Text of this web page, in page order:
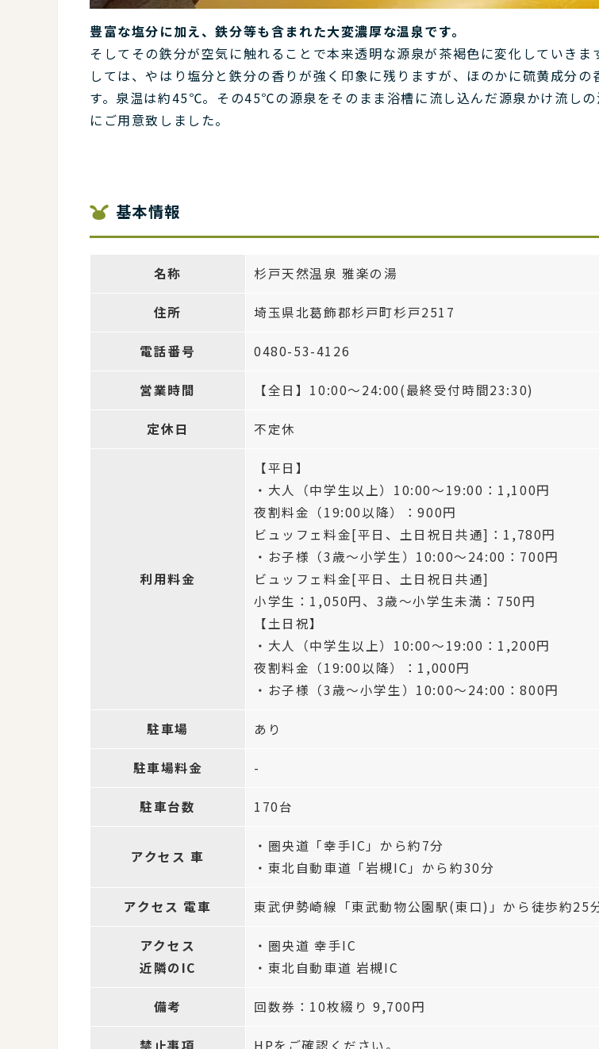
豊富な塩分に加え、鉄分等も含まれた大変濃厚な温泉です。
そしてその鉄分が空気に触れることで本来透明な源泉が茶褐色に変化していきま
しては、やはり塩分と鉄分の香りが強く印象に残りますが、ほのかに硫黄成分の
す。泉温は約45℃。その45℃の源泉をそのまま浴槽に流し込んだ源泉かけ流しの
にご用意致しました。
基本情報
名称 杉戸天然温泉 雅楽の湯
住所 埼玉県北葛飾郡杉戸町杉戸2517
電話番号 0480-53-4126
営業時間 【全日】10:00～24:00(最終受付時間23:30)
定休日 不定休
利用料金
【平日】
・大人（中学生以上）10:00～19:00：1,100円
夜割料金（19:00以降）：900円
ビュッフェ料金[平日、土日祝日共通]：1,780円
・お子様（3歳～小学生）10:00～24:00：700円
ビュッフェ料金[平日、土日祝日共通]
小学生：1,050円、3歳～小学生未満：750円
【土日祝】
・大人（中学生以上）10:00～19:00：1,200円
夜割料金（19:00以降）：1,000円
・お子様（3歳～小学生）10:00～24:00：800円
駐車場 あり
駐車場料金 -
駐車台数 170台
アクセス 車
・圏央道「幸手IC」から約7分
・東北自動車道「岩槻IC」から約30分
アクセス 電車 東武伊勢崎線「東武動物公園駅(東口)」から徒歩約25分
アクセス
近隣のIC
・圏央道 幸手IC
・東北自動車道 岩槻IC
備考 回数券：10枚綴り 9,700円
禁止事項 HPをご確認ください。